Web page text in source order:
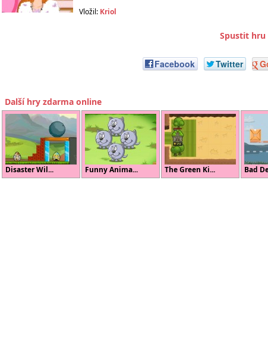
Vložil: Kriol
Spustit hru
Facebook Twitter
Další hry zdarma online
Disaster Wil... Funny Anima... The Green Ki... Bad